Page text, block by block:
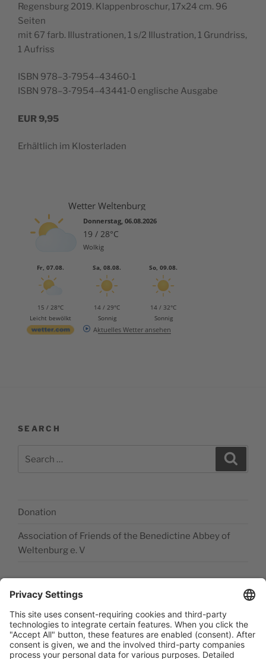
Regens­burg 2019. Klap­pen­broschur, 17x24 cm. 96
Seiten
mit 67 farb. Illus­tra­tio­nen, 1 s/2 Illus­tra­tion, 1 Grun­driss,
1 Aufriss
ISBN 978–3‑7954–43460‑1
ISBN 978–3‑7954–43441‑0 englis­che Ausgabe
EUR 9,95
Erhältlich im Klosterladen
Wetter Weltenburg
Donnerstag, 06.08.2026
19 / 28°C
Wolkig
Fr, 07.08.
15 / 28°C
Leicht bewölkt
Sa, 08.08.
14 / 29°C
Sonnig
So, 09.08.
14 / 32°C
Sonnig
Aktuelles Wetter ansehen
SEARCH
for:
Donation
Association of Friends of the Benedictine Abbey of
Weltenburg e. V
Legal disclosure
Accessibility Statement
Data privacy statement